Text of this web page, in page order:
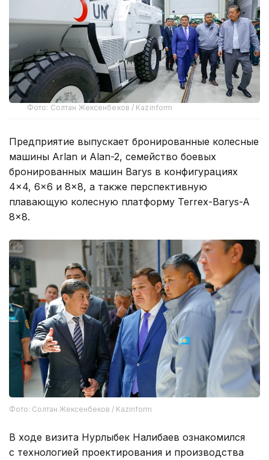
Фото: Солтан Жексенбеков / Kazinform
Предприятие выпускает бронированные колесные
машины Arlan и Alan-2, семейство боевых
бронированных машин Barys в конфигурациях
4×4, 6×6 и 8×8, а также перспективную
плавающую колесную платформу Terrex-Barys-A
8×8.
Фото: Солтан Жексенбеков / Kazinform
В ходе визита Нурлыбек Налибаев ознакомился
с технологией проектирования и производства